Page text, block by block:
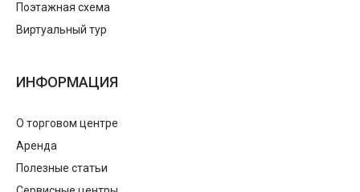
Поэтажная схема
Виртуальный тур
ИНФОРМАЦИЯ
О торговом центре
Аренда
Полезные статьи